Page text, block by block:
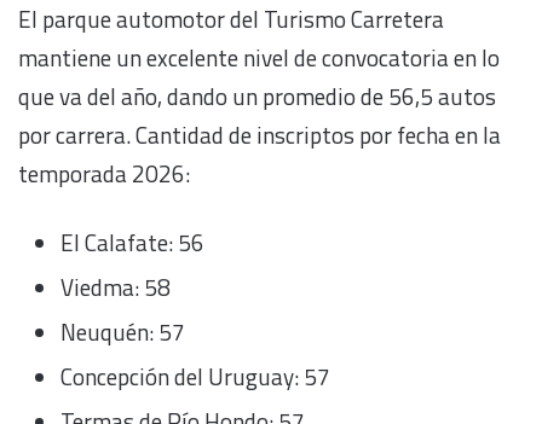
El parque automotor del Turismo Carretera
mantiene un excelente nivel de convocatoria en lo
que va del año, dando un promedio de 56,5 autos
por carrera. Cantidad de inscriptos por fecha en la
temporada 2026:
El Calafate: 56
Viedma: 58
Neuquén: 57
Concepción del Uruguay: 57